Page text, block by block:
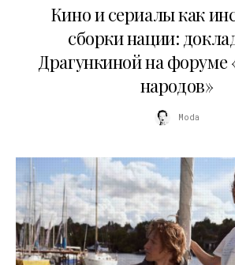
Кино и сериалы как
сборки нации:
Драгункиной на форуме
народов»
Moda